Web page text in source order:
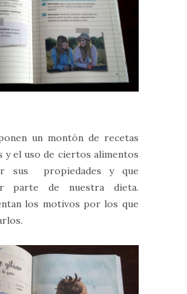
un montón de recetas
y el uso de ciertos alimentos
sus propiedades y que
parte de nuestra dieta.
los motivos por los que